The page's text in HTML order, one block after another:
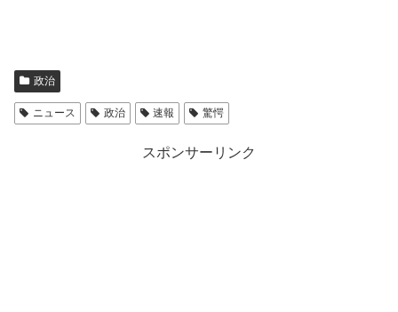
政治
ニュース 政治 速報 驚愕
スポンサーリンク